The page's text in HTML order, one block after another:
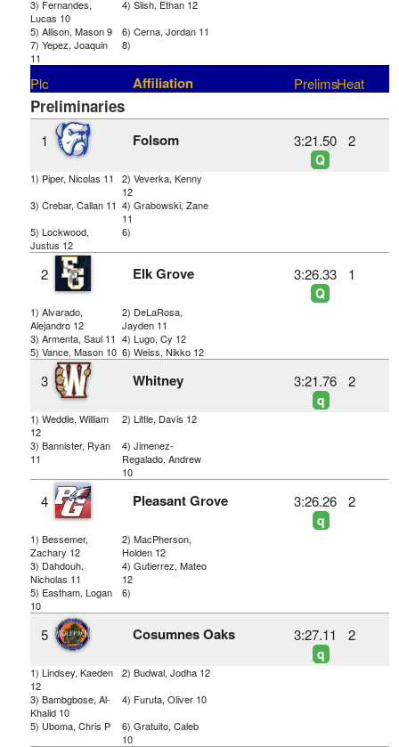
3) Fernandes,
Lucas 10
4) Slish, Ethan 12
5) Allison, Mason 9
6) Cerna, Jordan 11
7) Yepez, Joaquin
11
8)
Plc Affiliation PrelimsHeat
Preliminaries
1 Folsom 3:21.50
Q
2
1) Piper, Nicolas 11
2) Veverka, Kenny
12
3) Crebar, Callan 11 4) Grabowski, Zane
11
5) Lockwood,
Justus 12
6)
2 Elk Grove 3:26.33
Q
1
1) Alvarado,
Alejandro 12
2) DeLaRosa,
Jayden 11
3) Armenta, Saul 11 4) Lugo, Cy 12
5) Vance, Mason 10 6) Weiss, Nikko 12
3 Whitney 3:21.76
q
2
1) Weddle, William
12
2) Little, Davis 12
3) Bannister, Ryan
11
4) Jimenez-
Regalado, Andrew
10
4 Pleasant Grove 3:26.26
q
2
1) Bessemer,
Zachary 12
2) MacPherson,
Holden 12
3) Dahdouh,
Nicholas 11
4) Gutierrez, Mateo
12
5) Eastham, Logan
10
6)
5 Cosumnes Oaks 3:27.11
q
2
1) Lindsey, Kaeden
12
2) Budwal, Jodha 12
3) Bambgbose, Al-
Khalid 10
4) Furuta, Oliver 10
5) Uboma, Chris P
6) Gratuito, Caleb
10